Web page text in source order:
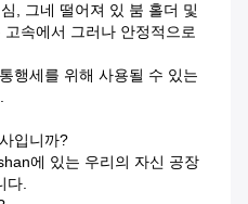
, 그네 떨어져 있 붐 홀더 및
속에서 그러나 안정적으로
행세를 위해 사용될 수 있는
입니까?
에 있는 우리의 자신 공장
다.